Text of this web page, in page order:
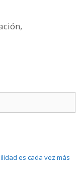
,
es cada vez más